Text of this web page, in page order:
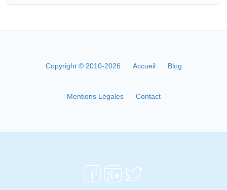
Copyright © 2010-2026 Accueil Blog
Mentions Légales Contact